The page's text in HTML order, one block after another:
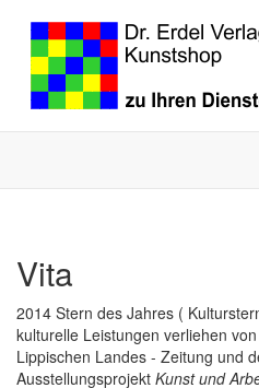
Vita
2014 Stern des Jahres (
kulturelle Leistungen verliehen
Lippischen Landes - Zeitung und
Ausstellungsprojekt Kunst und